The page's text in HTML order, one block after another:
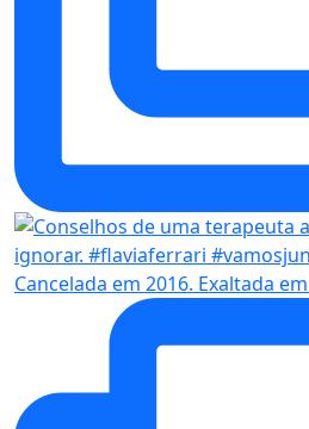
Cancelada em 2016. Exaltada